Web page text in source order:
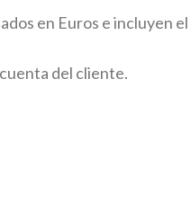
en Euros e incluyen el
del cliente.